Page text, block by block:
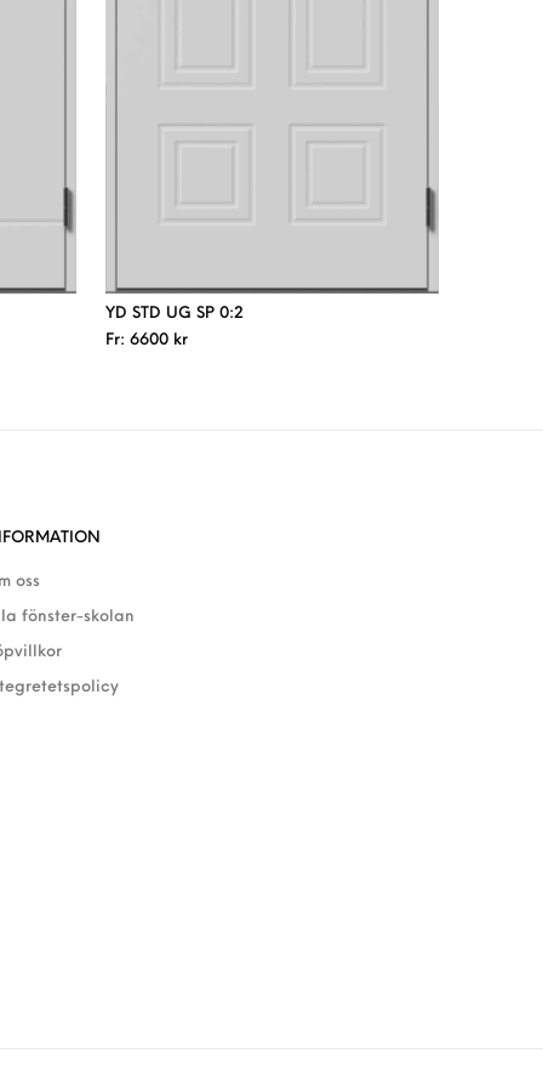
YD STD UG SP 0:2
Fr: 6600 kr
oss
fönster-skolan